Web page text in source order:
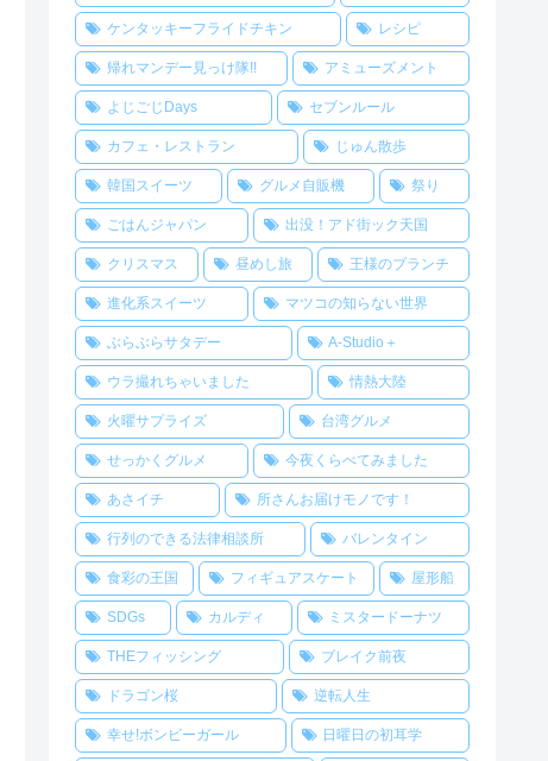
ケンタッキーフライドチキン レシピ
帰れマンデー見っけ隊!! アミューズメント
よじごじDays セブンルール
カフェ・レストラン じゅん散歩
韓国スイーツ グルメ自販機 祭り
ごはんジャパン 出没！アド街ック天国
クリスマス 昼めし旅 王様のブランチ
進化系スイーツ マツコの知らない世界
ぶらぶらサタデー A-Studio＋
ウラ撮れちゃいました 情熱大陸
火曜サプライズ 台湾グルメ
せっかくグルメ 今夜くらべてみました
あさイチ 所さんお届けモノです！
行列のできる法律相談所 バレンタイン
食彩の王国 フィギュアスケート 屋形船
SDGs カルディ ミスタードーナツ
THEフィッシング ブレイク前夜
ドラゴン桜 逆転人生
幸せ!ボンビーガール 日曜日の初耳学